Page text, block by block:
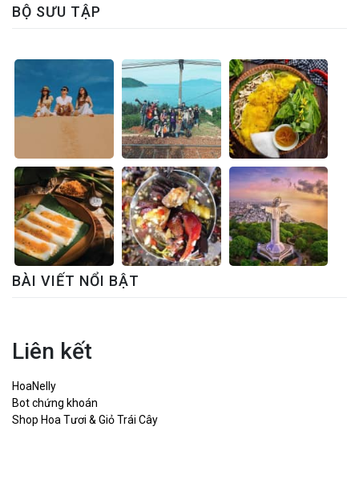
BỘ SƯU TẬP
BÀI VIẾT NỔI BẬT
Liên kết
HoaNelly
Bot chứng khoán
Shop Hoa Tươi & Giỏ Trái Cây